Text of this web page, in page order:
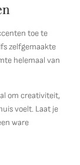
toe te
zelfgemaakte
helemaal van
om creativiteit,
voelt. Laat je
ware